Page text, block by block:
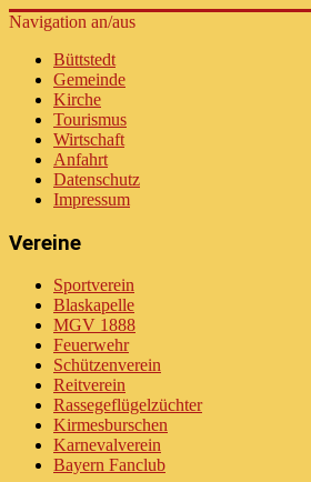
Navigation an/aus
Büttstedt
Gemeinde
Kirche
Tourismus
Wirtschaft
Anfahrt
Datenschutz
Impressum
Vereine
Sportverein
Blaskapelle
MGV 1888
Feuerwehr
Schützenverein
Reitverein
Rassegeflügelzüchter
Kirmesburschen
Karnevalverein
Bayern Fanclub